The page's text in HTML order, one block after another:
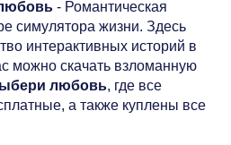
- Романтическая
симулятора жизни. Здесь
интерактивных историй в
можно скачать взломанную
любовь, где все
а также куплены все